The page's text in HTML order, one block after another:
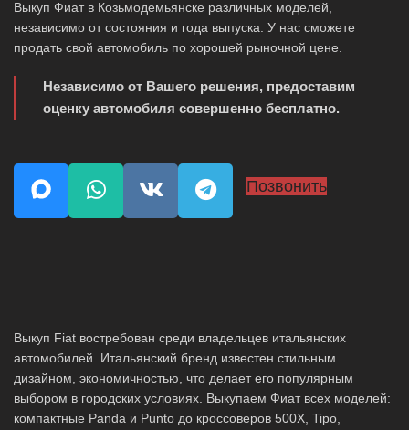
Выкуп Фиат в Козьмодемьянске различных моделей,
независимо от состояния и года выпуска. У нас сможете
продать свой автомобиль по хорошей рыночной цене.
Независимо от Вашего решения, предоставим
оценку автомобиля совершенно бесплатно.
Позвонить
Выкуп Fiat востребован среди владельцев итальянских
автомобилей. Итальянский бренд известен стильным
дизайном, экономичностью, что делает его популярным
выбором в городских условиях. Выкупаем Фиат всех моделей:
компактные Panda и Punto до кроссоверов 500X, Tipo,